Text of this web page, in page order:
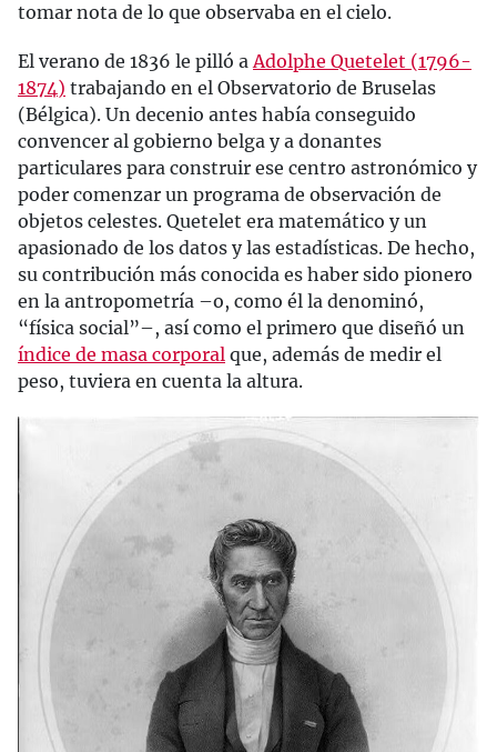
tomar nota de lo que observaba en el cielo.
El verano de 1836 le pilló aAdolphe Quetelet (1796-
1874) trabajando en el Observatorio de Bruselas
(Bélgica). Un decenio antes había conseguido
convencer al gobierno belga y a donantes
particulares para construir ese centro astronómico y
poder comenzar un programa de observación de
objetos celestes. Quetelet era matemático y un
apasionado de los datos y las estadísticas. De hecho,
su contribución más conocida es haber sido pionero
en la antropometría –o, como él la denominó,
“física social”–, así como el primero que diseñó un
índice de masa corporal que, además de medir el
peso, tuviera en cuenta la altura.